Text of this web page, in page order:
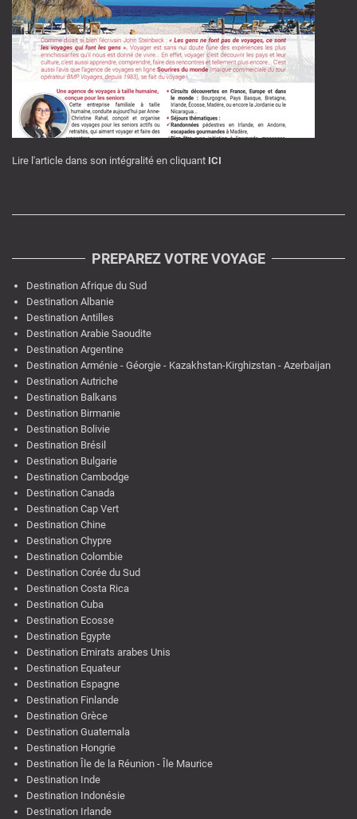
Lire l'article dans son intégralité en cliquant ICI
PREPAREZ VOTRE VOYAGE
Destination Afrique du Sud
Destination Albanie
Destination Antilles
Destination Arabie Saoudite
Destination Argentine
Destination Arménie - Géorgie - Kazakhstan-Kirghizstan - Azerbaijan
Destination Autriche
Destination Balkans
Destination Birmanie
Destination Bolivie
Destination Brésil
Destination Bulgarie
Destination Cambodge
Destination Canada
Destination Cap Vert
Destination Chine
Destination Chypre
Destination Colombie
Destination Corée du Sud
Destination Costa Rica
Destination Cuba
Destination Ecosse
Destination Egypte
Destination Emirats arabes Unis
Destination Equateur
Destination Espagne
Destination Finlande
Destination Grèce
Destination Guatemala
Destination Hongrie
Destination Île de la Réunion - Île Maurice
Destination Inde
Destination Indonésie
Destination Irlande